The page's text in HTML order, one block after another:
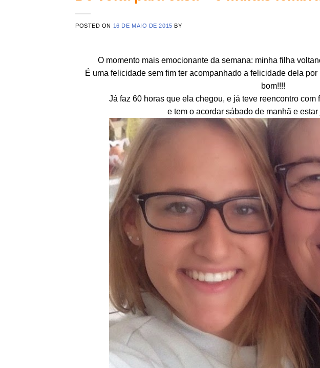
POSTED ON 16 DE MAIO DE 2015 BY
O momento mais emocionante da semana: minha filha
É uma felicidade sem fim ter acompanhado a felicidade dela
bom!!!!
Já faz 60 horas que ela chegou, e já teve reencontro
e tem o acordar sábado de manhã e